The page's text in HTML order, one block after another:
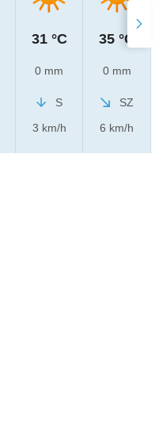
31 °C
0 mm
S
3 km/h
35 °C
0 mm
SZ
6 km/h